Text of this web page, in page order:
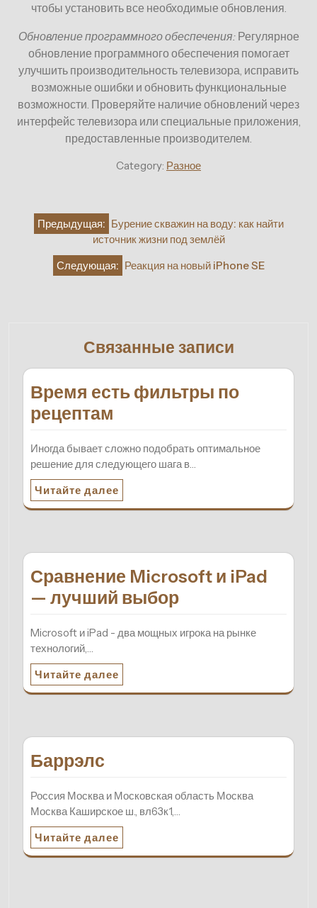
чтобы установить все необходимые обновления.
Обновление программного обеспечения:Регулярное
обновление программного обеспечения помогает
улучшить производительность телевизора, исправить
возможные ошибки и обновить функциональные
возможности. Проверяйте наличие обновлений через
интерфейс телевизора или специальные приложения,
предоставленные производителем.
Category: Разное
Навигация
записям
Предыдущая: Бурение скважин на воду: как найти
источник жизни под землёй
Следующая: Реакция на новый iPhone SE
Связанные записи
Время есть фильтры по
рецептам
Иногда бывает сложно подобрать оптимальное
решение для следующего шага в…
Читайте далее
Сравнение Microsoft и iPad
— лучший выбор
Microsoft и iPad - два мощных игрока на рынке
технологий,…
Читайте далее
Баррэлс
Россия Москва и Московская область Москва
Москва Каширское ш., вл63к1,…
Читайте далее